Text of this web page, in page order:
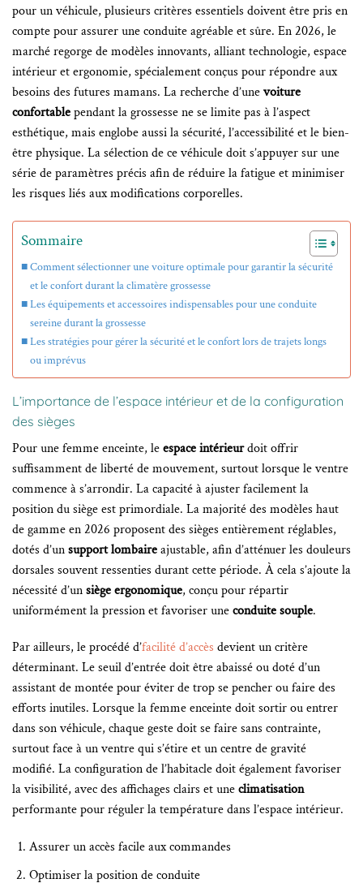
pour un véhicule, plusieurs critères essentiels doivent être pris en
compte pour assurer une conduite agréable et sûre. En 2026, le
marché regorge de modèles innovants, alliant technologie, espace
intérieur et ergonomie, spécialement conçus pour répondre aux
besoins des futures mamans. La recherche d’unevoiture
confortablependant la grossesse ne se limite pas à l’aspect
esthétique, mais englobe aussi la sécurité, l’accessibilité et le bien-
être physique. La sélection de ce véhicule doit s’appuyer sur une
série de paramètres précis afin de réduire la fatigue et minimiser
les risques liés aux modifications corporelles.
Sommaire
Comment sélectionner une voiture optimale pour garantir la sécurité
et le confort durant la climatère grossesse
Les équipements et accessoires indispensables pour une conduite
sereine durant la grossesse
Les stratégies pour gérer la sécurité et le confort lors de trajets longs
ou imprévus
L’importance de l’espace intérieur et de la configuration
des sièges
Pour une femme enceinte, leespace intérieurdoit offrir
suffisamment de liberté de mouvement, surtout lorsque le ventre
commence à s’arrondir. La capacité à ajuster facilement la
position du siège est primordiale. La majorité des modèles haut
de gamme en 2026 proposent des sièges entièrement réglables,
dotés d’unsupport lombaireajustable, afin d’atténuer les douleurs
dorsales souvent ressenties durant cette période. À cela s’ajoute la
nécessité d’unsiège ergonomique, conçu pour répartir
uniformément la pression et favoriser uneconduite souple.
Par ailleurs, le procédé d’facilité d’accès devient un critère
déterminant. Le seuil d’entrée doit être abaissé ou doté d’un
assistant de montée pour éviter de trop se pencher ou faire des
efforts inutiles. Lorsque la femme enceinte doit sortir ou entrer
dans son véhicule, chaque geste doit se faire sans contrainte,
surtout face à un ventre qui s’étire et un centre de gravité
modifié. La configuration de l’habitacle doit également favoriser
la visibilité, avec des affichages clairs et uneclimatisation
performante pour réguler la température dans l’espace intérieur.
Assurer un accès facile aux commandes
Optimiser la position de conduite